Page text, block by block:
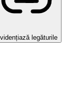
legăturile